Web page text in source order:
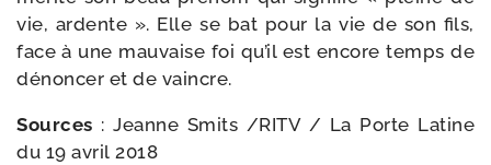
vie, ardente ». Elle se bat pour la vie de son fils,
face à une mau­vaise foi qu’il est encore temps de
dénon­cer et de vaincre.
Sources : Jeanne Smits /​RITV /​ La Porte Latine
du 19 avril 2018